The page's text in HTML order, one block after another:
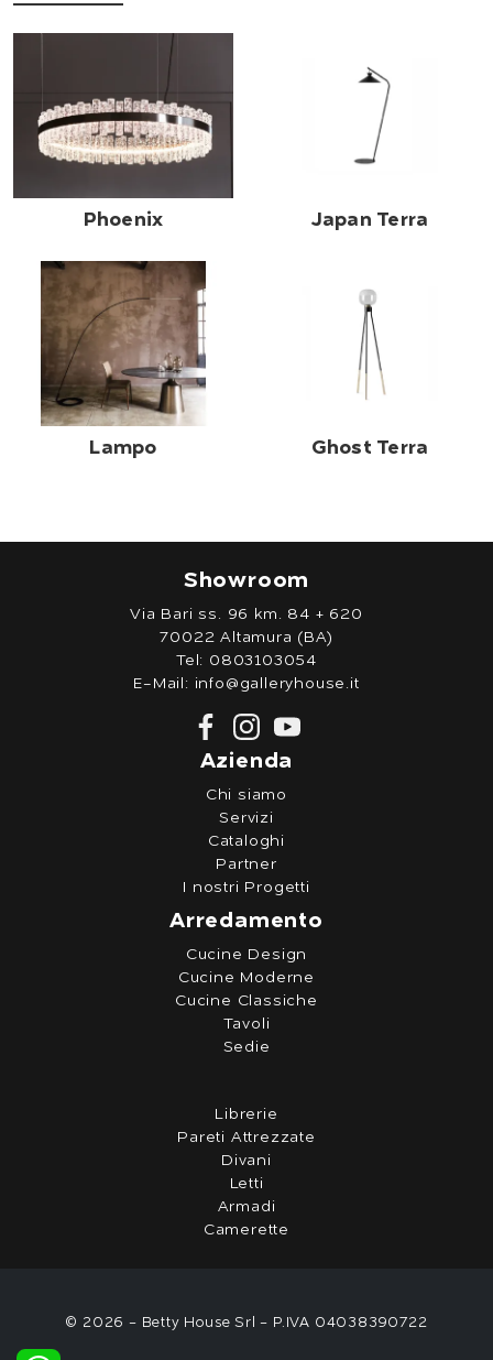
Phoenix Japan Terra
Lampo Ghost Terra
Showroom
Via Bari ss. 96 km. 84 + 620
70022 Altamura (BA)
Tel: 0803103054
E-Mail: info@galleryhouse.it
Azienda
Chi siamo
Servizi
Cataloghi
Partner
I nostri Progetti
Arredamento
Cucine Design
Cucine Moderne
Cucine Classiche
Tavoli
Sedie
Librerie
Pareti Attrezzate
Divani
Letti
Armadi
Camerette
© 2026 - Betty House Srl - P.IVA 04038390722